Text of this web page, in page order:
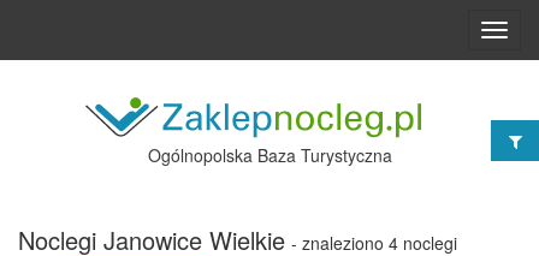
Ogólnopolska Baza Turystyczna
Noclegi Janowice Wielkie - znaleziono 4 noclegi